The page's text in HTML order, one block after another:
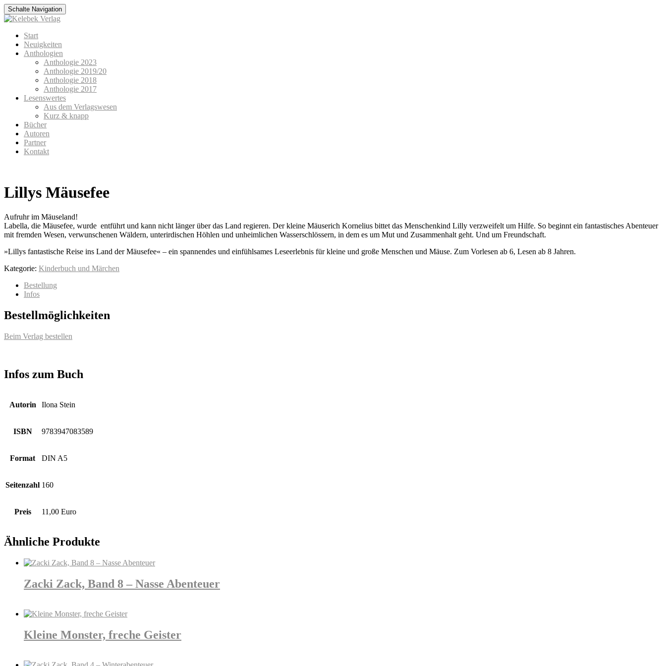
Schalte Navigation
Zum
Inhalt
springen
Start
Neuigkeiten
Anthologien
Anthologie 2023
Anthologie 2019/20
Anthologie 2018
Anthologie 2017
Lesenswertes
Aus dem Verlagswesen
Kurz & knapp
Bücher
Autoren
Partner
Kontakt
Lillys Mäusefee
Aufruhr im Mäuseland!
Labella, die Mäusefee, wurde entführt und kann nicht länger über das Land regieren. Der kleine Mäuserich Kornelius bittet das Menschenkind Lilly verzweifelt um Hilfe. So beginnt ein fantastisches Abenteuer
mit fremden Wesen, verwunschenen Wäldern, unterirdischen Höhlen und unheimlichen Wasserschlössern, in dem es um Mut und Zusammenhalt geht. Und um Freundschaft.
»Lillys fantastische Reise ins Land der Mäusefee« – ein spannendes und einfühlsames Leseerlebnis für kleine und große Menschen und Mäuse. Zum Vorlesen ab 6, Lesen ab 8 Jahren.
Kategorie: Kinderbuch und Märchen
Bestellung
Infos
Bestellmöglichkeiten
Beim Verlag bestellen
Infos zum Buch
Autorin Ilona Stein
ISBN 9783947083589
Format DIN A5
Seitenzahl 160
Preis 11,00 Euro
Ähnliche Produkte
Zacki Zack, Band 8 – Nasse Abenteuer
Kleine Monster, freche Geister